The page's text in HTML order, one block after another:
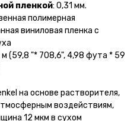
пленкой: 0,31 мм.
полимерная
виниловая пленка с
м (59,8 "* 708,6", 4,98 фута * 59
на основе растворителя,
воздействиям,
12 мкм в сухом